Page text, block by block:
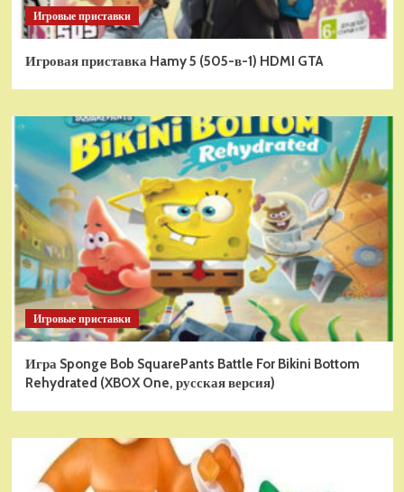
Игровые приставки
Игровая приставка Hamy 5 (505-в-1) HDMI GTA
Игровые приставки
Игра Sponge Bob SquarePants Battle For Bikini Bottom
Rehydrated (XBOX One, русская версия)